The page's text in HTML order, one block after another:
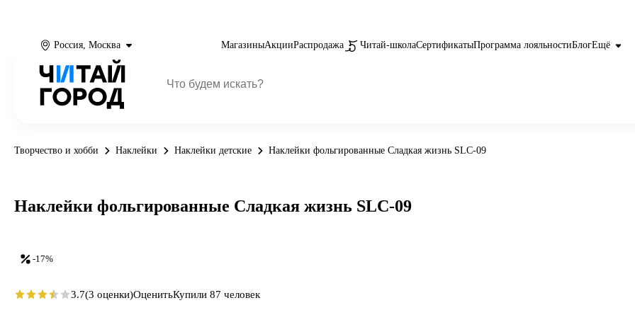
Россия, Москва МагазиныАкцииРаспродажа Читай-школаСертификатыПрограмма лояльностиБлогЕщё
Творчество и хобби Наклейки Наклейки детские Наклейки фольгированные Сладкая жизнь SLC-09
-17%
Наклейки фольгированные Сладкая жизнь SLC-09
3.7(3 оценки)ОценитьКупили 87 человек